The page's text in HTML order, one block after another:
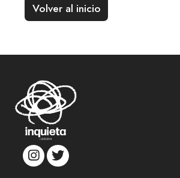
Volver al inicio